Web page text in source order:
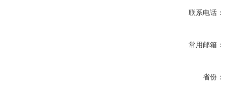
联系电话：
常用邮箱：
省份：